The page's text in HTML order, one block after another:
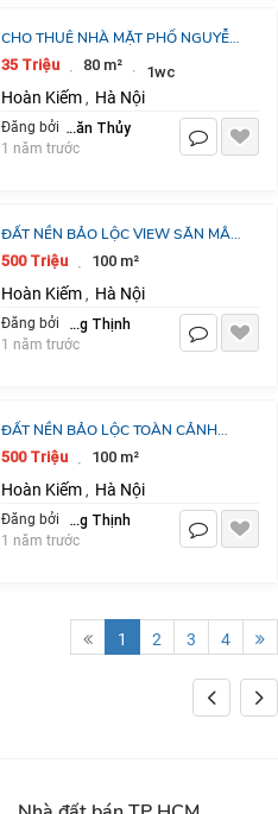
CHO THUÊ NHÀ MẶT PHỐ NGUYỄN
GIA THIỀU,HOÀN KIẾM 80M2 MẶT
TIỀN 9M,GIÁ THUÊ 35TR/TH
35 Triệu · 80 m² · 1wc
Hoàn Kiếm , Hà Nội
Đăng bởi Nguyễn Văn Thủy
1 năm trước
ĐẤT NỀN BẢO LỘC VIEW SĂN MÂY
SIÊU CHILL – MUA ĐẤT “SỐNG ẢO”
CHUẨN STYLE GEN Z
500 Triệu · 100 m²
Hoàn Kiếm , Hà Nội
Đăng bởi Đặng Hoàng Thịnh
1 năm trước
ĐẤT NỀN BẢO LỘC TOÀN CẢNH
MÂY TRỜI HÙNG VĨ – MUA ĐẤT
“SỐNG ẢO” CHẤT NHƯ GEN Z
500 Triệu · 100 m²
Hoàn Kiếm , Hà Nội
Đăng bởi Đặng Hoàng Thịnh
1 năm trước
1 2 3 4